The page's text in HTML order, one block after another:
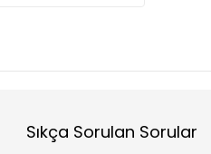
Sıkça Sorulan Sorular